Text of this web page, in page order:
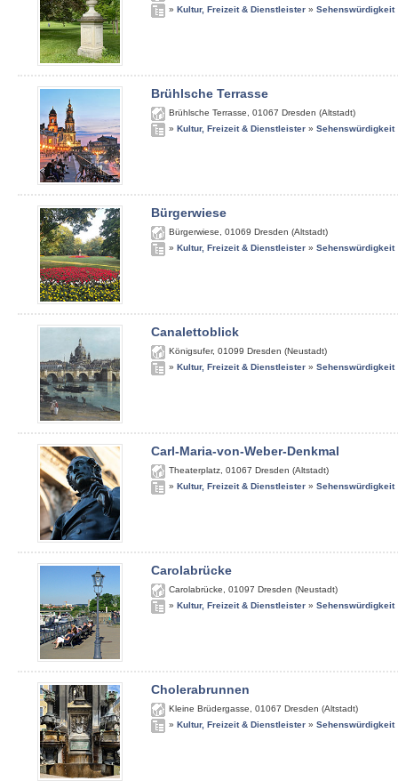
» Kultur, Freizeit & Dienstleister » Sehenswürdigkeit
Brühlsche Terrasse
Brühlsche Terrasse 01067 Dresden (Altstadt)
» Kultur, Freizeit & Dienstleister » Sehenswürdigkeit
Bürgerwiese
Bürgerwiese 01069 Dresden (Altstadt)
» Kultur, Freizeit & Dienstleister » Sehenswürdigkeit
Canalettoblick
Königsufer, 01099 Dresden (Neustadt)
» Kultur, Freizeit & Dienstleister » Sehenswürdigkeit
Carl-Maria-von-Weber-Denkmal
Theaterplatz 01067 Dresden (Altstadt)
» Kultur, Freizeit & Dienstleister » Sehenswürdigkeit
Carolabrücke
Carolabrücke 01097 Dresden (Neustadt)
» Kultur, Freizeit & Dienstleister » Sehenswürdigkeit
Cholerabrunnen
Kleine Brüdergasse 01067 Dresden (Altstadt)
» Kultur, Freizeit & Dienstleister » Sehenswürdigkeit